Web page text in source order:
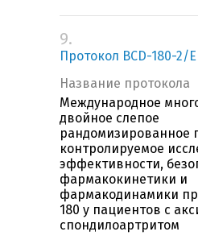
9.
Протокол BCD-180-2/
Название протокола
Международное
двойное слепое
рандомизированное
контролируемое
эффективности,
фармакокинетики и
фармакодинамики
180 у пациентов с
спондилоартритом